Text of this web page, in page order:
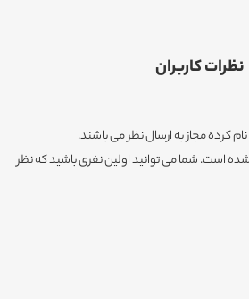
نظرات کاربران
نام کرده مجاز به ارسال نظر می باشند.
است. شما می توانید اولین نفری باشید که نظر